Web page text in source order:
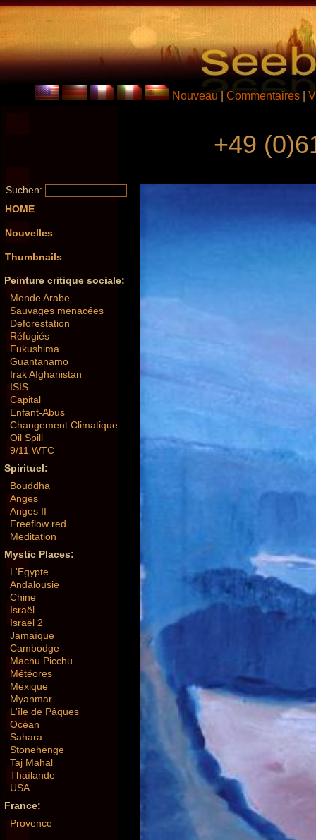
Nouveau Commentaires
+49
Suchen:
HOME
Nouvelles
Thumbnails
Peinture critique sociale:
Monde Arabe
Sauvages menacées
Deforestation
Réfugiés
Fukushima
Guantanamo
Irak Afghanistan
ISIS
Capital
Enfant-Abus
Changement Climatique
Oil Spill
9/11 WTC
Spirituel:
Bouddha
Anges
Anges II
Freeflow red
Meditation
Mystic Places:
L'Egypte
Andalousie
Chine
Israël
Israël 2
Jamaïque
Cambodge
Machu Picchu
Météores
Mexique
Myanmar
L'île de Pâques
Océan
Sahara
Stonehenge
Taj Mahal
Thaïlande
USA
France:
Provence